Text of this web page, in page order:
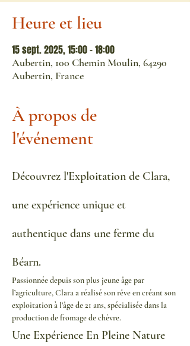
Heure et lieu
15 sept. 2025, 15:00 – 18:00
Aubertin, 100 Chemin Moulin, 64290
Aubertin, France
À propos de
l'événement
Découvrez l'Exploitation de Clara,
une expérience unique et
authentique dans une ferme du
Béarn.
Passionnée depuis son plus jeune âge par
l’agriculture, Clara a réalisé son rêve en créant son
exploitation à l’âge de 21 ans, spécialisée dans la
production de fromage de chèvre.
Une Expérience En Pleine Nature